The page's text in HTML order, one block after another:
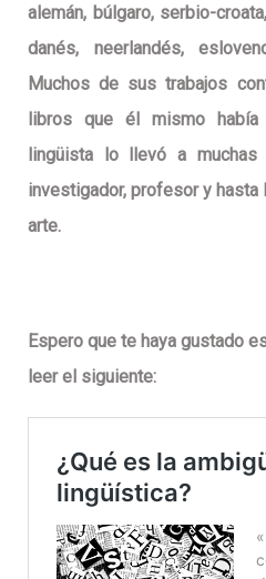
alemán, búlgaro, serbio-
danés, neerlandés,
Muchos de sus trabajos
libros que él mismo
lingüista lo llevó a
investigador, profesor y
arte.
Espero que te haya gustado
leer el siguiente: